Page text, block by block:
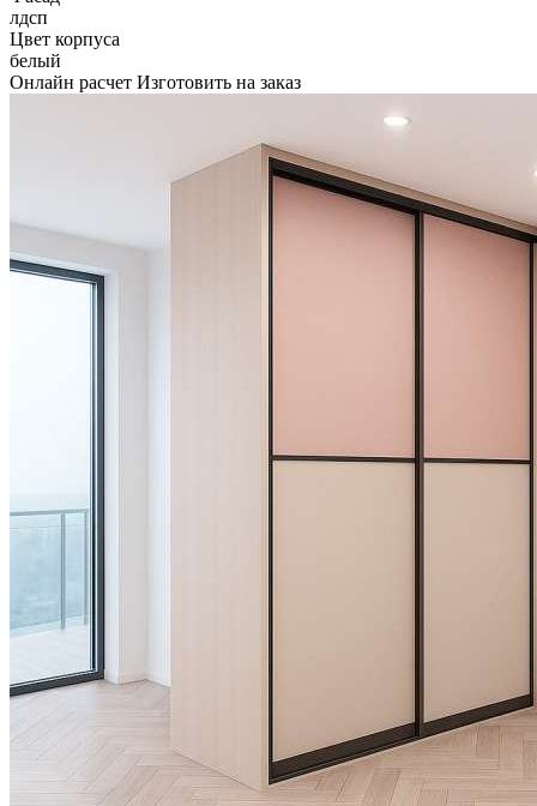
лдсп
Цвет корпуса
белый
Онлайн расчет Изготовить на заказ